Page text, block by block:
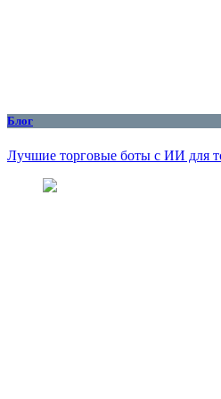
Блог
Лучшие торговые боты с ИИ для